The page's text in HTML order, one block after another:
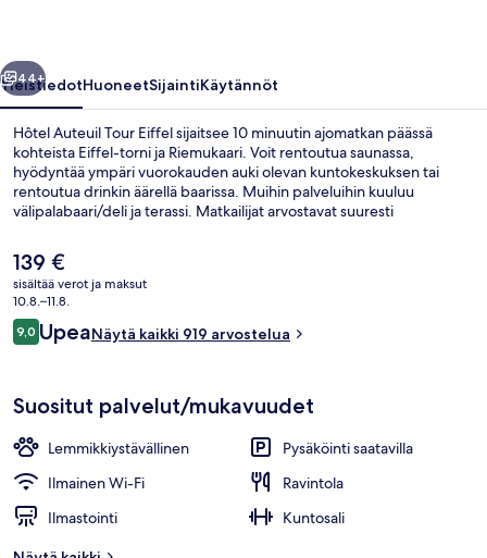
Seuraava
44+
YleistiedotHuoneetSijaintiKäytännöt
Hôtel Auteuil Tour Eiffel sijaitsee 10 minuutin ajomatkan päässä
kohteista Eiffel-torni ja Riemukaari. Voit rentoutua saunassa,
hyödyntää ympäri vuorokauden auki olevan kuntokeskuksen tai
rentoutua drinkin äärellä baarissa. Muihin palveluihin kuuluu
välipalabaari/deli ja terassi. Matkailijat arvostavat suuresti
sijaitsevat vain lyhyen kävelymatkan päässä: Mirabeaun asema
sijaitsee 6 minuutin ja Avenue-du-President-Kennedy Maison de
Radio Francen asema 7 minuutin kävelymatkan päässä.
Nykyinen
hinta
on
139 €
139 €
sisältää verot ja maksut
10.8.–11.8.
Arvostelut
9,09,0 kautta 10.
UpeaNäytä kaikki 919 arvostelua
Suositut palvelut/mukavuudet
Lemmikkiystävällinen
Pysäköinti saatavilla
Ilmainen Wi-Fi
Ravintola
Ilmastointi
Kuntosali